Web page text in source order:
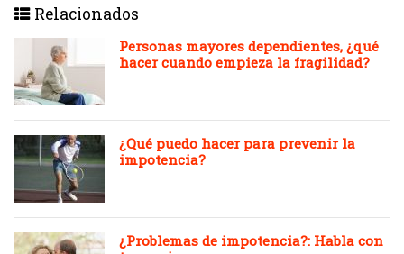
Relacionados
Personas mayores dependientes, ¿qué
hacer cuando empieza la fragilidad?
¿Qué puedo hacer para prevenir la
impotencia?
¿Problemas de impotencia?: Habla con